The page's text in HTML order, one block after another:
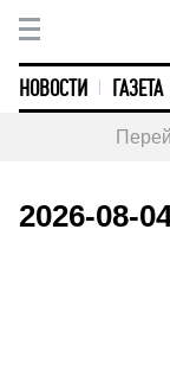
НОВОСТИ ГАЗЕТА
2026-08-